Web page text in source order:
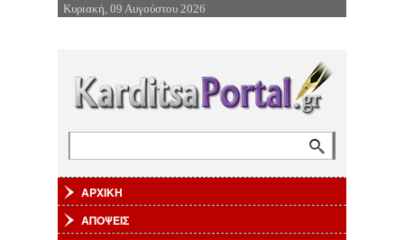
Επιστροφή στην Πλοήγηση
Κυριακή, 09 Αυγούστου 2026
ΑΡΧΙΚΗ
ΑΠΟΨΕΙΣ